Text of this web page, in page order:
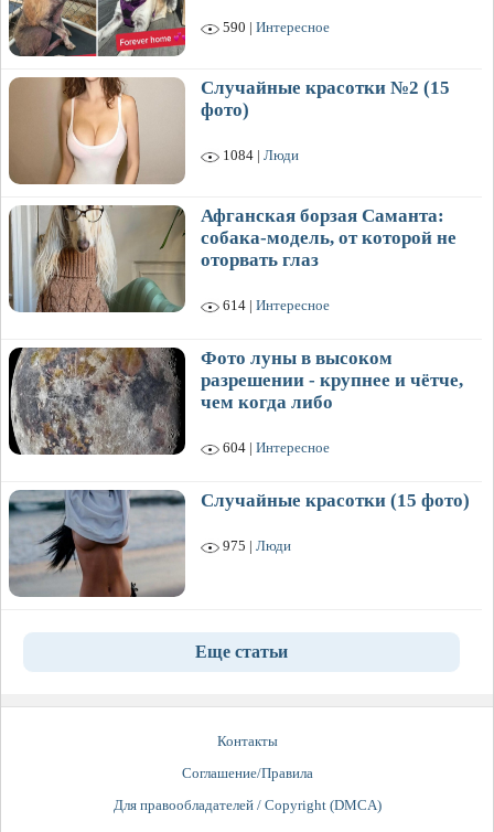
590 | Интересное
Случайные красотки №2 (15
фото)
1084 | Люди
Афганская борзая Саманта:
собака-модель, от которой не
оторвать глаз
614 | Интересное
Фото луны в высоком
разрешении - крупнее и чётче,
чем когда либо
604 | Интересное
Случайные красотки (15 фото)
975 | Люди
Еще статьи
Контакты
Соглашение/Правила
Для правообладателей / Copyright (DMCA)